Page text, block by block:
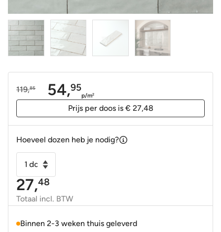
119,85
Oorspronkelijke
54,95
Huidige
p/m2
Prijs per doos is € 27,48
Hoeveel dozen heb je nodig?
wandtegel
River
6,5x20
Vert
grijs
27,48
Totaal incl. BTW
Binnen 2-3 weken thuis geleverd